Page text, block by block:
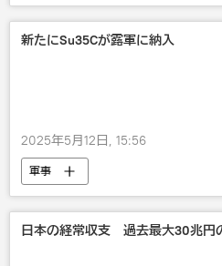
ハンガリー
イタリア
新たにSu35Cが露軍に納入
2025年5月12日, 15:56
軍事
日本の経常収支 過去最大30兆円